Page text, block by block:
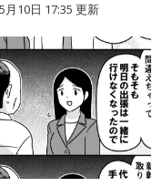
月10日 17:35 更新